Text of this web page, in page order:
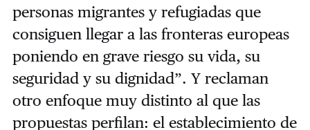
personas migrantes y refugiadas que
consiguen llegar a las fronteras europeas
poniendo en grave riesgo su vida, su
seguridad y su dignidad”. Y reclaman
otro enfoque muy distinto al que las
propuestas perfilan: el establecimiento de